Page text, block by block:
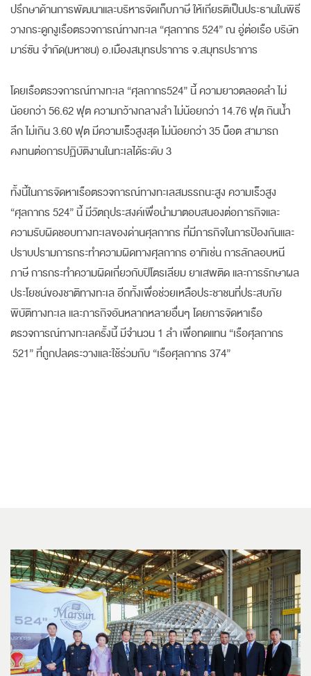
ปรึกษาด้านการพัฒนาและบริหารจัดเก็บภาษี ให้เกียรติเป็นประธานในพิธี
วางกระดูกงูเรือตรวจการณ์ทางทะเล “ศุลกากร 524” ณ อู่ต่อเรือ บริษัท
มาร์ซัน จำกัด(มหาชน) อ.เมืองสมุทรปราการ จ.สมุทรปราการ
โดยเรือตรวจการณ์ทางทะเล “ศุลกากร524” นี้ ความยาวตลอดลำ ไม่
น้อยกว่า 56.62 ฟุต ความกว้างกลางลำ ไม่น้อยกว่า 14.76 ฟุต กินน้ำ
ลึก ไม่เกิน 3.60 ฟุต มีความเร็วสูงสุด ไม่น้อยกว่า 35 น็อต สามารถ
คงทนต่อการปฏิบัติงานในทะเลได้ระดับ 3
ทั้งนี้ในการจัดหาเรือตรวจการณ์ทางทะเลสมรรถนะสูง ความเร็วสูง
“ศุลกากร 524” นี้ มีวัตถุประสงค์เพื่อนำมาตอบสนองต่อภารกิจและ
ความรับผิดชอบทางทะเลของด่านศุลกากร ที่มีภารกิจในการป้องกันและ
ปราบปรามการกระทำความผิดทางศุลกากร อาทิเช่น การลักลอบหนี
ภาษี การกระทำความผิดเกี่ยวกับปิโตรเลียม ยาเสพติด และการรักษาผล
ประโยชน์ของชาติทางทะเล อีกทั้งเพื่อช่วยเหลือประชาชนที่ประสบภัย
พิบัติทางทะเล และภารกิจอันหลากหลายอื่นๆ โดยการจัดหาเรือ
ตรวจการณ์ทางทะเลครั้งนี้ มีจำนวน 1 ลำ เพื่อทดแทน “เรือศุลกากร
521” ที่ถูกปลดระวางและใช้ร่วมกับ “เรือศุลกากร 374”